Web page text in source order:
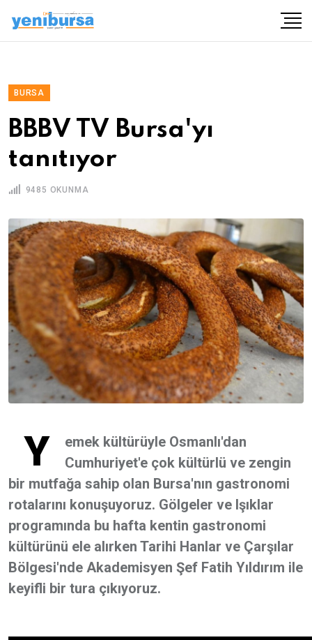
BURSA
BBBV TV Bursa'yı
tanıtıyor
9485 OKUNMA
Y
emek kültürüyle Osmanlı'dan
Cumhuriyet'e çok kültürlü ve zengin
bir mutfağa sahip olan Bursa'nın gastronomi
rotalarını konuşuyoruz. Gölgeler ve Işıklar
programında bu hafta kentin gastronomi
kültürünü ele alırken Tarihi Hanlar ve Çarşılar
Bölgesi'nde Akademisyen Şef Fatih Yıldırım ile
keyifli bir tura çıkıyoruz.